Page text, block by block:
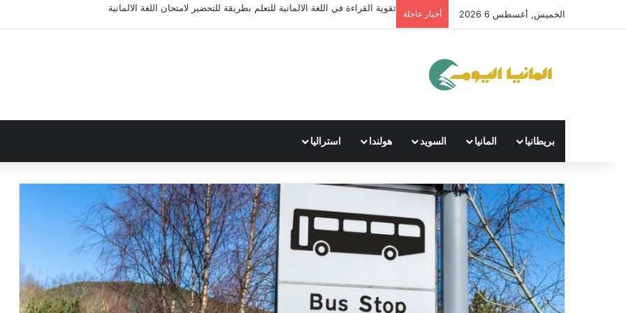
الخميس, أغسطس 6 2026 أخبار عاجلة
تقوية القراءة في اللغة الالمانية للتعلم بطريقة للتحضير لامتحان اللغة الالمانية
بريطانيا المانيا السويد هولندا استراليا